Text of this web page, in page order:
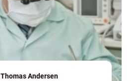
Thomas Andersen